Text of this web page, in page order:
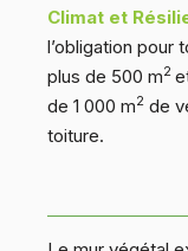
Climat et
l’obligation pour
plus de 500 m2
de 1 000 m2 de
toiture.